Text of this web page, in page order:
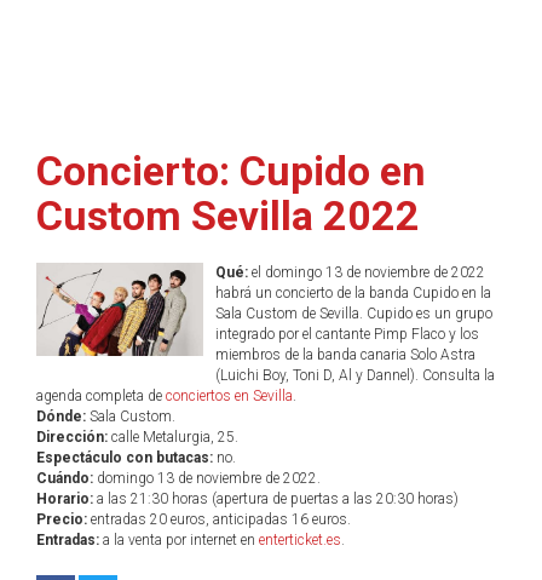
Concierto: Cupido en
Custom Sevilla 2022
Qué:el domingo 13 de noviembre de 2022
habrá un concierto de la banda Cupido en la
Sala Custom de Sevilla. Cupido es un grupo
integrado por el cantante Pimp Flaco y los
miembros de la banda canaria Solo Astra
(Luichi Boy, Toni D, Al y Dannel). Consulta la
agenda completa de conciertos en Sevilla.
Dónde: Sala Custom.
Dirección: calle Metalurgia, 25.
Espectáculo con butacas: no.
Cuándo: domingo 13 de noviembre de 2022.
Horario: a las 21:30 horas (apertura de puertas a las 20:30 horas)
Precio: entradas 20 euros, anticipadas 16 euros.
Entradas: a la venta por internet en enterticket.es.